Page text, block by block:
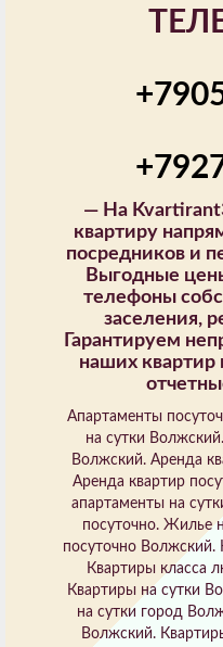
— На
квартиру
посредников и
Выгодные
телефоны
заселения,
Гарантируем
наших квартир
Апартаменты
на сутки
Волжский. Аренда
Аренда квартир
апартаменты на
посуточно. Жилье
посуточно Волжский.
Квартиры класса
Квартиры на сутки
на сутки город
Волжский.